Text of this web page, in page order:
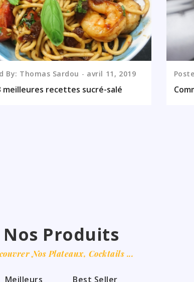
By: Thomas Sardou avril 11, 2019
meilleures recettes sucré-salé
Nos Produits
Nos Plateaux, Cocktails ...
Meilleurs Best Seller